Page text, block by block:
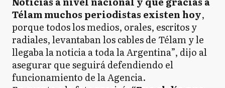
Télam muchos periodistas existen hoy,
porque todos los medios, orales, escritos y
radiales, levantaban los cables de Télam y le
llegaba la noticia a toda la Argentina”, dijo al
asegurar que seguirá defendiendo el
funcionamiento de la Agencia.